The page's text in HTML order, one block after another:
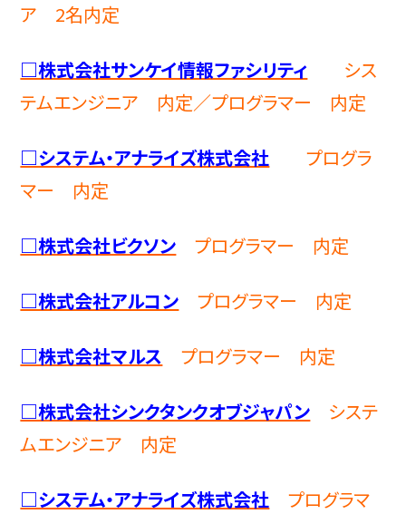
ア 2名内定
□株式会社サンケイ情報ファシリティ
シス
テムエンジニア 内定／プログラマー 内定
□システム・アナライズ株式会社
プログラ
マー 内定
□株式会社ビクソン プログラマー 内定
□株式会社アルコン プログラマー 内定
□株式会社マルス プログラマー 内定
□株式会社シンクタンクオブジャパン
システ
ムエンジニア 内定
□システム・アナライズ株式会社
プログラマ